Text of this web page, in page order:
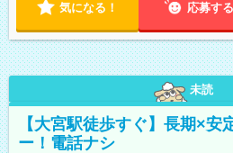
気になる！ 応募する
未読
【大宮駅徒歩すぐ】長期×安
ー！電話ナシ